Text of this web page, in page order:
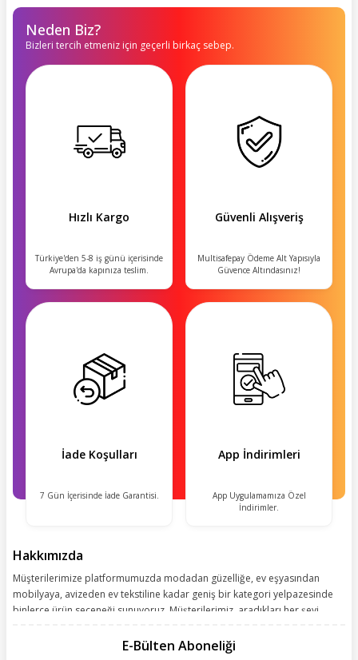
Neden Biz?
Bizleri tercih etmeniz için geçerli birkaç sebep.
Hızlı Kargo
Türkiye'den 5-8 iş günü içerisinde
Avrupa'da kapınıza teslim.
Güvenli Alışveriş
Multisafepay Ödeme Alt Yapısıyla
Güvence Altındasınız!
İade Koşulları
7 Gün İçerisinde İade Garantisi.
App İndirimleri
App Uygulamamıza Özel
İndirimler.
Hakkımızda
Müşterilerimize platformumuzda modadan güzelliğe, ev eşyasından
mobilyaya, avizeden ev tekstiline kadar geniş bir kategori yelpazesinde
binlerce ürün seçeneği sunuyoruz. Müşterilerimiz, aradıkları her şeyi
kolay, kusursuz ve keyifli bir alışveriş yolculuğu sunarken deneyiminize
E-Bülten Aboneliği